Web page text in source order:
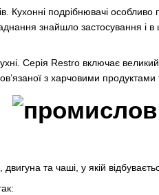
подрібнювачі особливо
знайшло застосування і
Серія Restro включає великий
з харчовими продуктами
та чаші, у якій